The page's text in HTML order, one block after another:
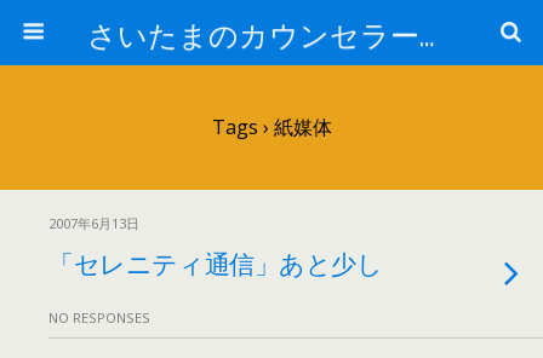
さいたまのカウンセラー日記
Tags › 紙媒体
2007年6月13日
「セレニティ通信」あと少し
NO RESPONSES